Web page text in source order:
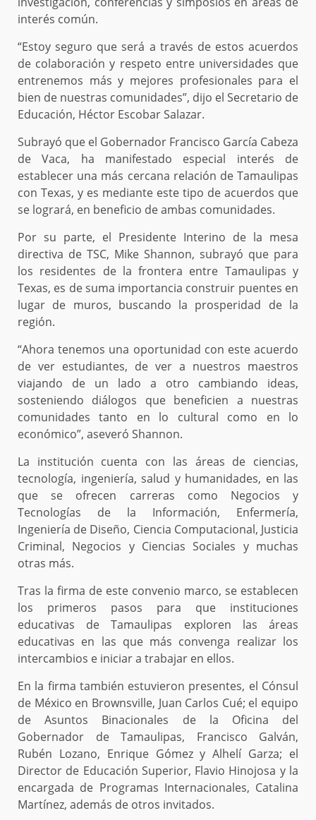
interés común.
“Estoy seguro que será a través de estos acuerdos
de colaboración y respeto entre universidades que
entrenemos más y mejores profesionales para el
bien de nuestras comunidades”, dijo el Secretario de
Educación, Héctor Escobar Salazar.
Subrayó que el Gobernador Francisco García Cabeza
de Vaca, ha manifestado especial interés de
establecer una más cercana relación de Tamaulipas
con Texas, y es mediante este tipo de acuerdos que
se logrará, en beneficio de ambas comunidades.
Por su parte, el Presidente Interino de la mesa
directiva de TSC, Mike Shannon, subrayó que para
los residentes de la frontera entre Tamaulipas y
Texas, es de suma importancia construir puentes en
lugar de muros, buscando la prosperidad de la
región.
“Ahora tenemos una oportunidad con este acuerdo
de ver estudiantes, de ver a nuestros maestros
viajando de un lado a otro cambiando ideas,
sosteniendo diálogos que beneficien a nuestras
comunidades tanto en lo cultural como en lo
económico”, aseveró Shannon.
La institución cuenta con las áreas de ciencias,
tecnología, ingeniería, salud y humanidades, en las
que se ofrecen carreras como Negocios y
Tecnologías de la Información, Enfermería,
Ingeniería de Diseño, Ciencia Computacional, Justicia
Criminal, Negocios y Ciencias Sociales y muchas
otras más.
Tras la firma de este convenio marco, se establecen
los primeros pasos para que instituciones
educativas de Tamaulipas exploren las áreas
educativas en las que más convenga realizar los
intercambios e iniciar a trabajar en ellos.
En la firma también estuvieron presentes, el Cónsul
de México en Brownsville, Juan Carlos Cué; el equipo
de Asuntos Binacionales de la Oficina del
Gobernador de Tamaulipas, Francisco Galván,
Rubén Lozano, Enrique Gómez y Alhelí Garza; el
Director de Educación Superior, Flavio Hinojosa y la
encargada de Programas Internacionales, Catalina
Martínez, además de otros invitados.